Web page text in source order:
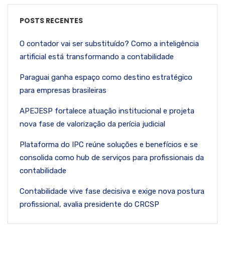
POSTS RECENTES
O contador vai ser substituído? Como a inteligência
artificial está transformando a contabilidade
Paraguai ganha espaço como destino estratégico
para empresas brasileiras
APEJESP fortalece atuação institucional e projeta
nova fase de valorização da perícia judicial
Plataforma do IPC reúne soluções e benefícios e se
consolida como hub de serviços para profissionais da
contabilidade
Contabilidade vive fase decisiva e exige nova postura
profissional, avalia presidente do CRCSP